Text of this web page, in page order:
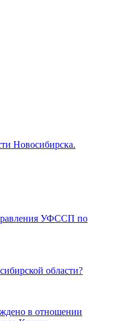
Новосибирска.
УФССП по
области?
в отношении